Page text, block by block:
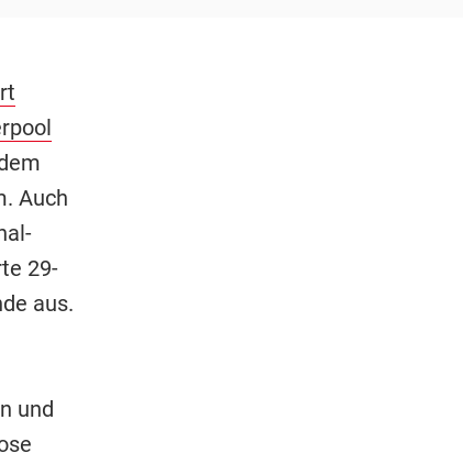
Auch
29-
aus.
und